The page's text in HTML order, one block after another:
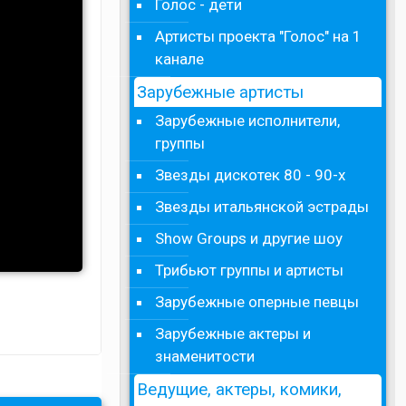
Голос - дети
Артисты проекта "Голос" на 1
канале
Зарубежные артисты
Зарубежные исполнители,
группы
Звезды дискотек 80 - 90-х
Звезды итальянской эстрады
Show Groups и другие шоу
Трибьют группы и артисты
Зарубежные оперные певцы
Зарубежные актеры и
знаменитости
Ведущие, актеры, комики,